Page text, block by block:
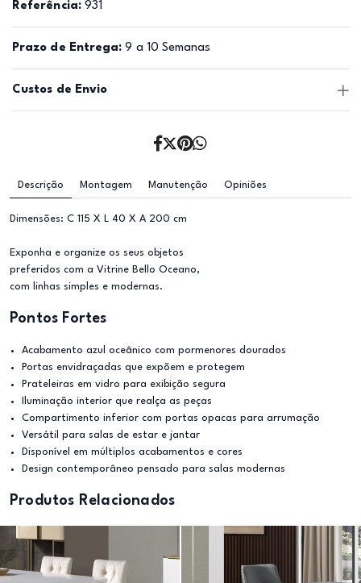
Referência: 931
Prazo de Entrega: 9 a 10 Semanas
Custos de Envio
Descrição Montagem Manutenção Opiniões
Dimensões: C 115 X L 40 X A 200 cm
Exponha e organize os seus objetos
preferidos com a Vitrine Bello Oceano,
com linhas simples e modernas.
Pontos Fortes
Acabamento azul oceânico com pormenores dourados
Portas envidraçadas que expõem e protegem
Prateleiras em vidro para exibição segura
Iluminação interior que realça as peças
Compartimento inferior com portas opacas para arrumação
Versátil para salas de estar e jantar
Disponível em múltiplos acabamentos e cores
Design contemporâneo pensado para salas modernas
Produtos Relacionados